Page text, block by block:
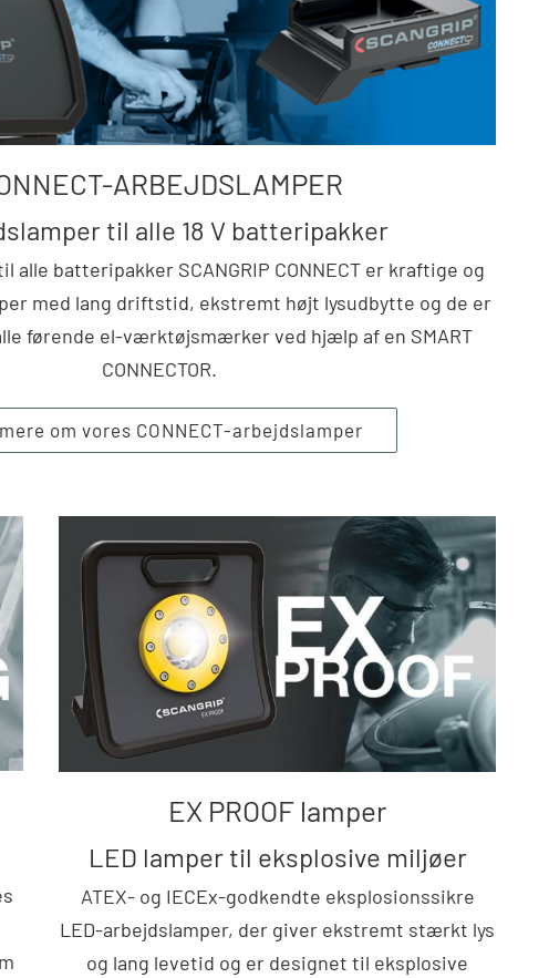
ARBEJDSLAMPER
til alle 18 V batteripakker
alle batteripakker SCANGRIP CONNECT er kraftige og
med lang driftstid, ekstremt højt lysudbytte og de er
førende el-værktøjsmærker ved hjælp af en SMART
CONNECTOR.
om vores CONNECT-arbejdslamper
EX PROOF lamper
LED lamper til eksplosive miljøer
ATEX- og IECEx-godkendte eksplosionssikre
LED-arbejdslamper, der giver ekstremt stærkt lys
og lang levetid og er designet til eksplosive